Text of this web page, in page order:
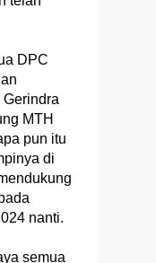
DPC
MTH
pun itu
di
nanti.
semua